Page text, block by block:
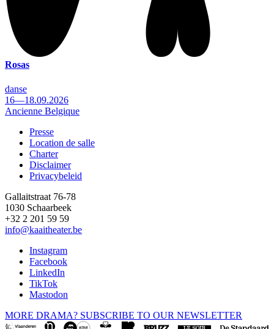
Rosas
danse
16—18.09.2026
Ancienne Belgique
Footer
Presse
Location de salle
Charter
Disclaimer
Privacybeleid
Gallaitstraat 76-78
1030 Schaarbeek
+32 2 201 59 59
info@kaaitheater.be
Instagram
Facebook
LinkedIn
TikTok
Mastodon
MORE DRAMA? SUBSCRIBE TO OUR NEWSLETTER